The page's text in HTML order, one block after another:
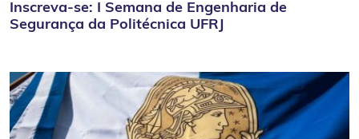
Inscreva-se: I Semana de Engenharia de
Segurança da Politécnica UFRJ